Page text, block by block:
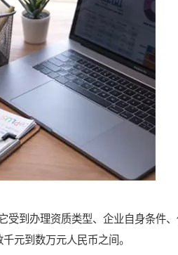
到办理资质类型、企业自身条件
元到数万元人民币之间。